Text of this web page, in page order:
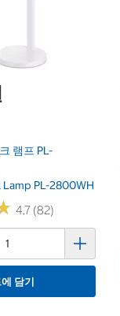
램프 PL-
Lamp PL-2800WH
4.7 (82)
담기